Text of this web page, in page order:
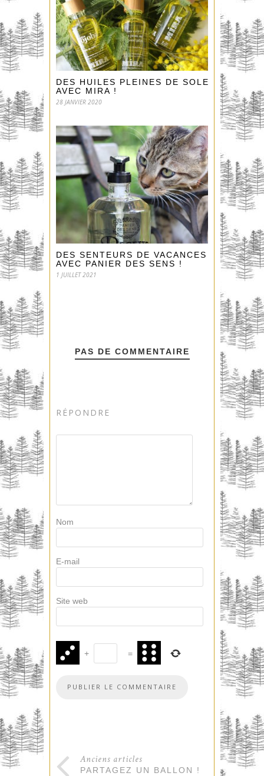
DES HUILES PLEINES DE SOLEIL
AVEC MIRA !
28 JANVIER 2020
DES SENTEURS DE VACANCES
AVEC PANIER DES SENS !
1 JUILLET 2021
PAS DE COMMENTAIRE
RÉPONDRE
Nom
E-mail
Site web
+ =
Anciens articles
PARTAGEZ UN BALLON !